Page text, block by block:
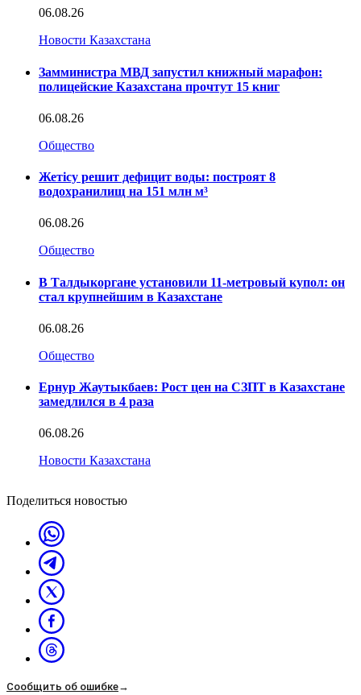
06.08.26
Новости Казахстана
Замминистра МВД запустил книжный марафон:
полицейские Казахстана прочтут 15 книг
06.08.26
Общество
Жетісу решит дефицит воды: построят 8
водохранилищ на 151 млн м³
06.08.26
Общество
В Талдыкоргане установили 11-метровый купол: он
стал крупнейшим в Казахстане
06.08.26
Общество
Ернур Жаутыкбаев: Рост цен на СЗПТ в Казахстане
замедлился в 4 раза
06.08.26
Новости Казахстана
Поделиться новостью
Сообщить об ошибке→